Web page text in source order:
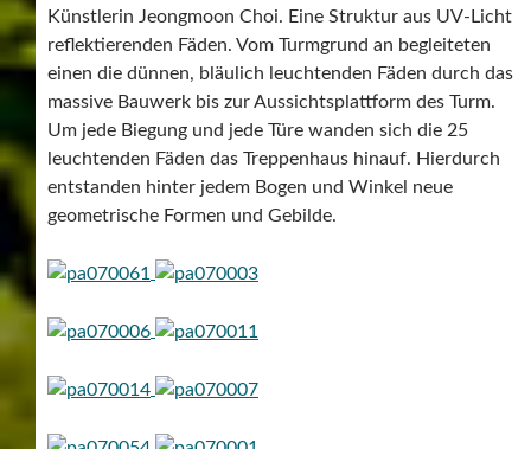
Künstlerin Jeongmoon Choi. Eine Struktur aus UV-Licht
reflektierenden Fäden. Vom Turmgrund an begleiteten
einen die dünnen, bläulich leuchtenden Fäden durch das
massive Bauwerk bis zur Aussichtsplattform des Turm.
Um jede Biegung und jede Türe wanden sich die 25
leuchtenden Fäden das Treppenhaus hinauf. Hierdurch
entstanden hinter jedem Bogen und Winkel neue
geometrische Formen und Gebilde.